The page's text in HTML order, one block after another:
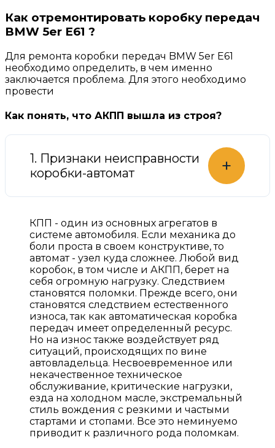
Как отремонтировать коробку передач
BMW 5er E61 ?
Для ремонта коробки передач BMW 5er E61
необходимо определить, в чем именно
заключается проблема. Для этого необходимо
провести
Как понять, что АКПП вышла из строя?
1. Признаки неисправности
коробки-автомат
+
КПП - один из основных агрегатов в
системе автомобиля. Если механика до
боли проста в своем конструктиве, то
автомат - узел куда сложнее. Любой вид
коробок, в том числе и АКПП, берет на
себя огромную нагрузку. Следствием
становятся поломки. Прежде всего, они
становятся следствием естественного
износа, так как автоматическая коробка
передач имеет определенный ресурс.
Но на износ также воздействует ряд
ситуаций, происходящих по вине
автовладельца. Несвоевременное или
некачественное техническое
обслуживание, критические нагрузки,
езда на холодном масле, экстремальный
стиль вождения с резкими и частыми
стартами и стопами. Все это неминуемо
приводит к различного рода поломкам.